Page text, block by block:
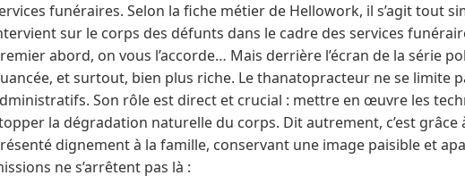
funéraires. Selon la fiche métier de Hellowork, il s’agit tout
sur le corps des défunts dans le cadre des services
abord, on vous l’accorde… Mais derrière l’écran de la série
et surtout, bien plus riche. Le thanatopracteur ne se limite
Son rôle est direct et crucial : mettre en œuvre les
la dégradation naturelle du corps. Dit autrement, c’est
dignement à la famille, conservant une image paisible et
ne s’arrêtent pas là :